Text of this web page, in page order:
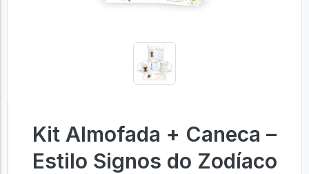
Kit Almofada + Caneca –
Estilo Signos do Zodíaco